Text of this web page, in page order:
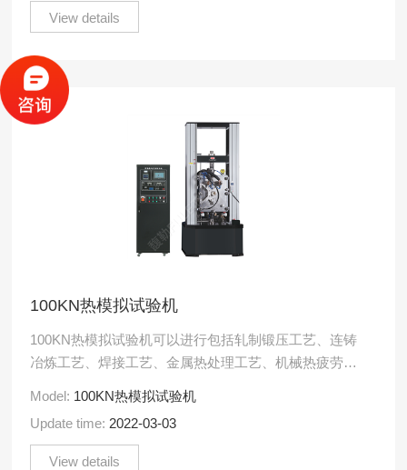
View details
100KN热模拟试验机
100KN热模拟试验机可以进行包括轧制锻压工艺、连铸
冶炼工艺、焊接工艺、金属热处理工艺、机械热疲劳等
高温力学性能.....
Model: 100KN热模拟试验机
Update time: 2022-03-03
View details